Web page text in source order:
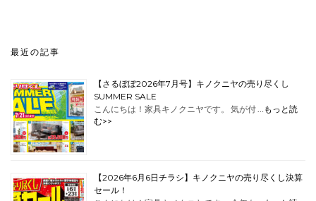
最近の記事
【さるぼぼ2026年7月号】キノクニヤの売り尽くし
SUMMER SALE
こんにちは！家具キノクニヤです。 気が付 … もっと読
む>>
【2026年6月6日チラシ】キノクニヤの売り尽くし決算
セール！